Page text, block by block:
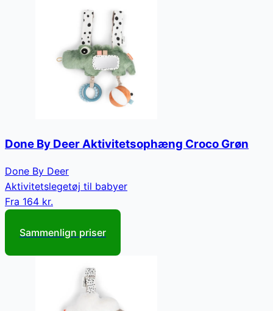
Done By Deer Aktivitetsophæng Croco Grøn
Done By Deer
Aktivitetslegetøj til babyer
Fra 164 kr.
Sammenlign priser